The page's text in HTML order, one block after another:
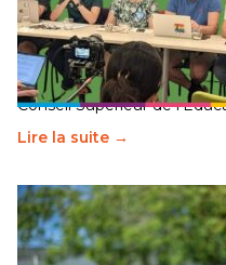
Éducation fait bouger
30 juin 2026-National
Pendant plusieurs mois,
travaillé sur la transition
Conseil Supérieur de
Lire la suite →